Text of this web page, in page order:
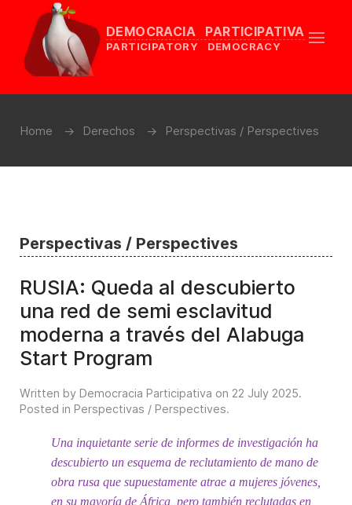
DEMOCRACIA PARTICIPATIVA
PARTICIPATORY DEMOCRACY
Home Derechos Perspectivas / Perspectives
Perspectivas / Perspectives
RUSIA: Queda al descubierto
una red de semi esclavitud
moderna a través del Alabuga
Start Program
Written by Democracia Participativa on 22 July 2025.
Posted in Perspectivas / Perspectives.
Una inquietante serie de informes de investigación ha
descubierto un esquema de reclutamiento de mano de
obra rusa que supuestamente atrae a mujeres jóvenes,
en su mayoría de África, pero también reclutadas en